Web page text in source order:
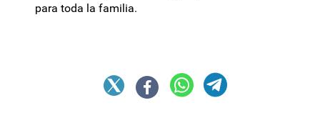
para toda la familia.